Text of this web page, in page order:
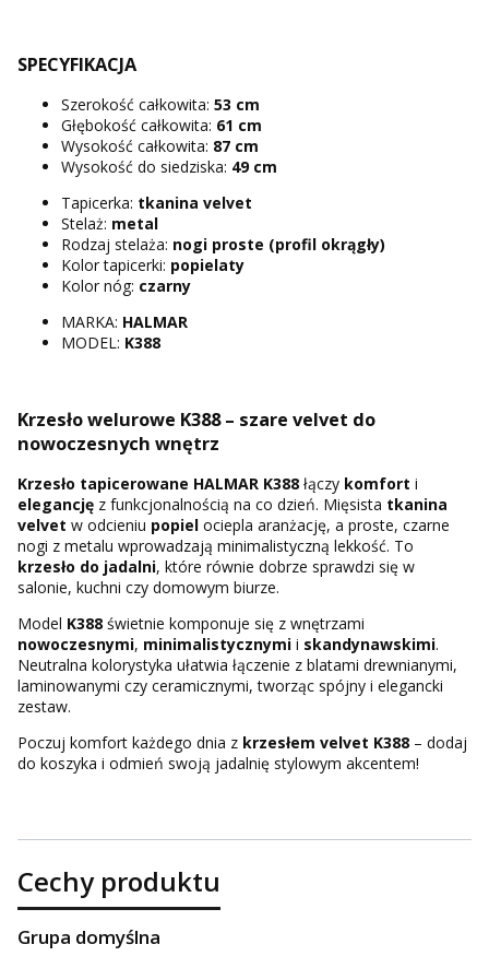
SPECYFIKACJA
Szerokość całkowita: 53 cm
Głębokość całkowita: 61 cm
Wysokość całkowita: 87 cm
Wysokość do siedziska: 49 cm
Tapicerka: tkanina velvet
Stelaż: metal
Rodzaj stelaża: nogi proste (profil okrągły)
Kolor tapicerki: popielaty
Kolor nóg: czarny
MARKA: HALMAR
MODEL: K388
Krzesło welurowe K388 – szare velvet do
nowoczesnych wnętrz
Krzesło tapicerowane HALMAR K388 łączy komfort i
elegancję z funkcjonalnością na co dzień. Mięsista tkanina
velvet w odcieniu popiel ociepla aranżację, a proste, czarne
nogi z metalu wprowadzają minimalistyczną lekkość. To
krzesło do jadalni, które równie dobrze sprawdzi się w
salonie, kuchni czy domowym biurze.
Model K388 świetnie komponuje się z wnętrzami
nowoczesnymi, minimalistycznymi i skandynawskimi.
Neutralna kolorystyka ułatwia łączenie z blatami drewnianymi,
laminowanymi czy ceramicznymi, tworząc spójny i elegancki
zestaw.
Poczuj komfort każdego dnia z krzesłem velvet K388 – dodaj
do koszyka i odmień swoją jadalnię stylowym akcentem!
Cechy produktu
Grupa domyślna